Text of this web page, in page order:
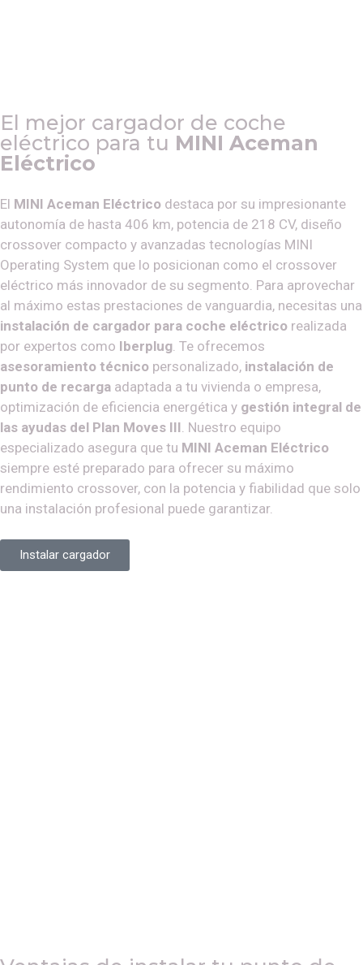
El mejor cargador de coche
eléctrico para tu MINI Aceman
Eléctrico
El MINI Aceman Eléctrico destaca por su impresionante
autonomía de hasta 406 km, potencia de 218 CV, diseño
crossover compacto y avanzadas tecnologías MINI
Operating System que lo posicionan como el crossover
eléctrico más innovador de su segmento. Para aprovechar
al máximo estas prestaciones de vanguardia, necesitas una
instalación de cargador para coche eléctrico realizada
por expertos como Iberplug . Te ofrecemos
asesoramiento técnico personalizado, instalación de
punto de recarga adaptada a tu vivienda o empresa,
optimización de eficiencia energética y gestión integral de
las ayudas del Plan Moves III . Nuestro equipo
especializado asegura que tu MINI Aceman Eléctrico
siempre esté preparado para ofrecer su máximo
rendimiento crossover, con la potencia y fiabilidad que solo
una instalación profesional puede garantizar.
Instalar cargador